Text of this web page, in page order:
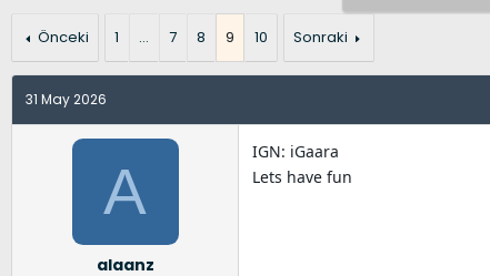
l
a
t
a
h
r
Önceki 1 … 7 8 9 10 Sonraki
31 May 2026
A
alaanz
IGN: iGaara
Lets have fun